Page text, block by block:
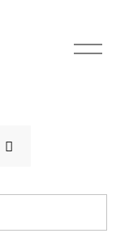
O
p